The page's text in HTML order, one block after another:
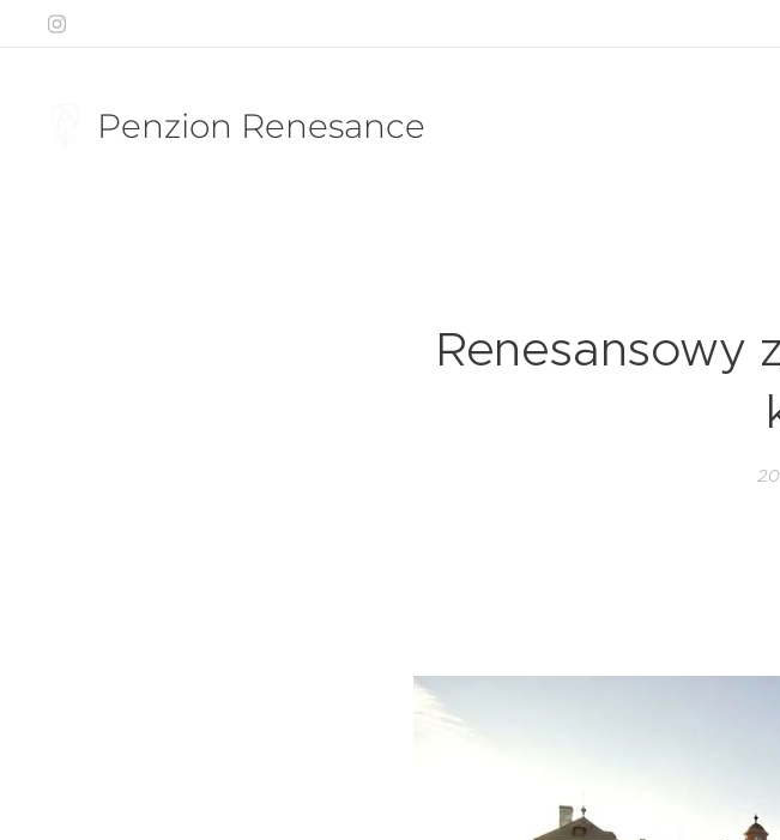
Penzion Renesance
Renesansowy